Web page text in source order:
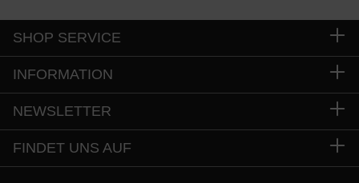
SHOP SERVICE
INFORMATION
NEWSLETTER
FINDET UNS AUF